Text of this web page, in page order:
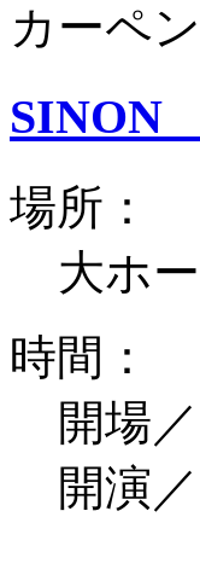
カーペ
SINON
場所：
大ホ
時間：
開場
開演